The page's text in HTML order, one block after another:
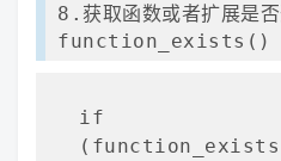
8.获取函数或者扩展是否
function_exists()
if